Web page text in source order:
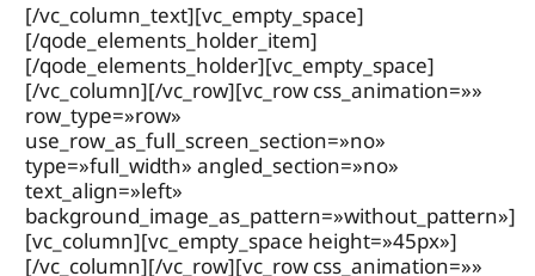
[/vc_column_text][vc_empty_space]
[/qode_elements_holder_item]
[/qode_elements_holder][vc_empty_space]
[/vc_column][/vc_row][vc_row css_animation=»»
row_type=»row»
use_row_as_full_screen_section=»no»
type=»full_width» angled_section=»no»
text_align=»left»
background_image_as_pattern=»without_pattern»]
[vc_column][vc_empty_space height=»45px»]
[/vc_column][/vc_row][vc_row css_animation=»»